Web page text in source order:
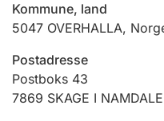
Andre tema
Kommune, land
5047 OVERHALLA,
Postadresse
Postboks 43
7869 SKAGE I